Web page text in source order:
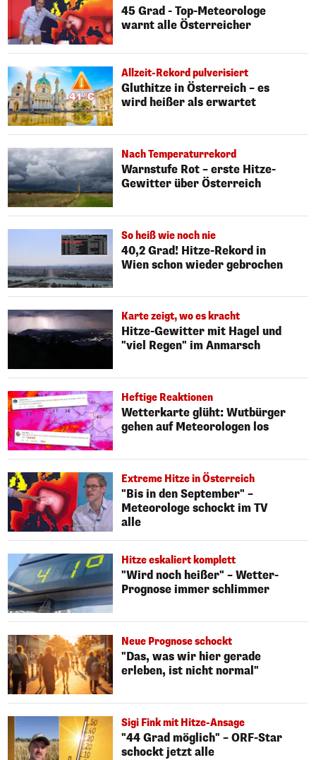
45 Grad - Top-Meteorologe
warnt alle Österreicher
Allzeit-Rekord pulverisiert
Gluthitze in Österreich – es
wird heißer als erwartet
Nach Temperaturrekord
Warnstufe Rot – erste Hitze-
Gewitter über Österreich
So heiß wie noch nie
40,2 Grad! Hitze-Rekord in
Wien schon wieder gebrochen
Karte zeigt, wo es kracht
Hitze-Gewitter mit Hagel und
"viel Regen" im Anmarsch
Heftige Reaktionen
Wetterkarte glüht: Wutbürger
gehen auf Meteorologen los
Extreme Hitze in Österreich
"Bis in den September" –
Meteorologe schockt im TV
alle
Hitze eskaliert komplett
"Wird noch heißer" – Wetter-
Prognose immer schlimmer
Neue Prognose schockt
"Das, was wir hier gerade
erleben, ist nicht normal"
Sigi Fink mit Hitze-Ansage
"44 Grad möglich" – ORF-Star
schockt jetzt alle